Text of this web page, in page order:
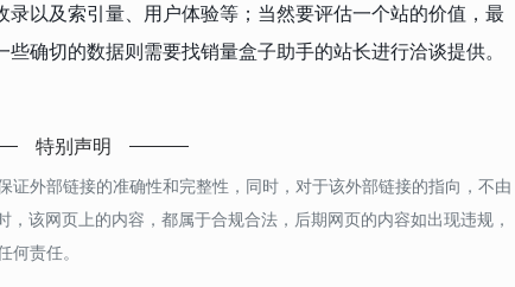
以及索引量、用户体验等；当然要评估一个站的价值，最
确切的数据则需要找销量盒子助手的站长进行洽谈提供。
特别声明
证外部链接的准确性和完整性，同时，对于该外部链接的指向，不由
该网页上的内容，都属于合规合法，后期网页的内容如出现违规，
责任。